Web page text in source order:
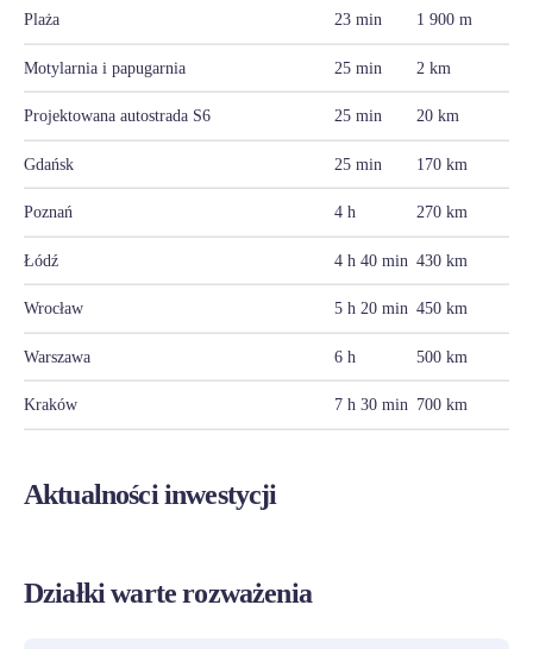
Plaża 23 min 1 900 m
Motylarnia i papugarnia 25 min 2 km
Projektowana autostrada S6 25 min 20 km
Gdańsk 25 min 170 km
Poznań 4 h 270 km
Łódź 4 h 40 min 430 km
Wrocław 5 h 20 min 450 km
Warszawa 6 h 500 km
Kraków 7 h 30 min 700 km
Aktualności inwestycji
Działki warte rozważenia